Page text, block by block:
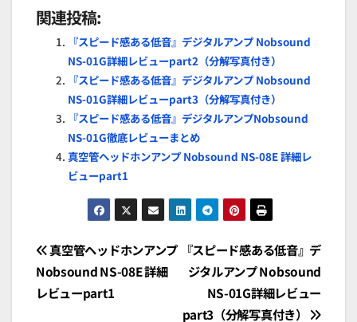
関連投稿:
『スピード感ある低音』デジタルアンプ Nobsound
NS-01G詳細レビューpart2（分解写真付き）
『スピード感ある低音』デジタルアンプ Nobsound
NS-01G詳細レビューpart3（分解写真付き）
『スピード感ある低音』デジタルアンプNobsound
NS-01G徹底レビューまとめ
真空管ヘッドホンアンプ Nobsound NS-08E 詳細レ
ビューpart1
投
稿
『スピード感ある低音』デ
ジタルアンプ Nobsound
NS-01G詳細レビュー
part3（分解写真付き）
真空管ヘッドホンアンプ
Nobsound NS-08E 詳細
レビューpart1